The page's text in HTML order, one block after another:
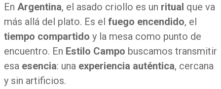
En Argentina, el asado criollo es un ritual que va
más allá del plato. Es el fuego encendido, el
tiempo compartido y la mesa como punto de
encuentro. En Estilo Campo buscamos transmitir
esa esencia: una experiencia auténtica, cercana
y sin artificios.